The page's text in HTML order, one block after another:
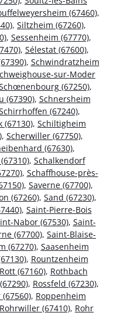
(67460),
, Siltzheim (67260),
, Sessenheim (67770),
, Sélestat (67600),
, Schwindratzheim
sur-Moder
(67250),
(67390), Schnersheim
(67240),
(67130), Schiltigheim
, Scherwiller (67750),
(67630),
, Schalkendorf
, Schaffhouse-près-
, Saverne (67700),
(67260), Sand (67230),
, Saint-Pierre-Bois
Nabor (67530), Saint-
(67700), Saint-Blaise-
(67270), Saasenheim
, Rountzenheim
Rott (67160), Rothbach
, Rossfeld (67230),
, Roppenheim
Rohrwiller (67410), Rohr